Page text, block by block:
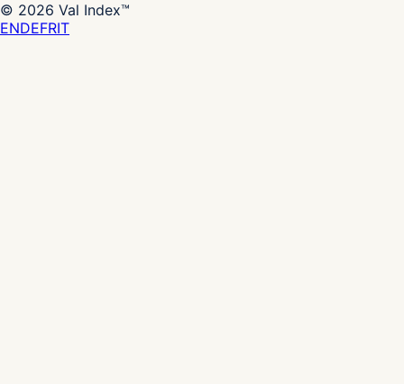
© 2026 Val Index™
ENDEFRIT